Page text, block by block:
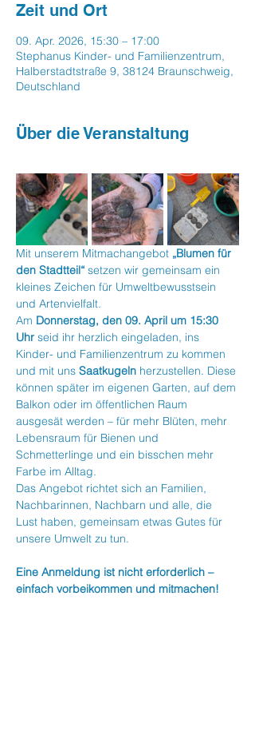
Zeit und Ort
09. Apr. 2026, 15:30 – 17:00
Stephanus Kinder- und Familienzentrum,
Halberstadtstraße 9, 38124 Braunschweig,
Deutschland
Über die Veranstaltung
Mit unserem Mitmachangebot „Blumen für
den Stadtteil“ setzen wir gemeinsam ein
kleines Zeichen für Umweltbewusstsein
und Artenvielfalt.
Am Donnerstag, den 09. April um 15:30
Uhr seid ihr herzlich eingeladen, ins
Kinder- und Familienzentrum zu kommen
und mit uns Saatkugeln herzustellen. Diese
können später im eigenen Garten, auf dem
Balkon oder im öffentlichen Raum
ausgesät werden – für mehr Blüten, mehr
Lebensraum für Bienen und
Schmetterlinge und ein bisschen mehr
Farbe im Alltag.
Das Angebot richtet sich an Familien,
Nachbarinnen, Nachbarn und alle, die
Lust haben, gemeinsam etwas Gutes für
unsere Umwelt zu tun.
Eine Anmeldung ist nicht erforderlich –
einfach vorbeikommen und mitmachen!